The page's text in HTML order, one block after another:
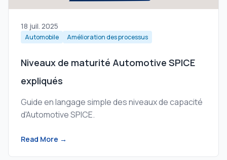
18 juil. 2025
Automobile Amélioration des processus
Niveaux de maturité Automotive SPICE
expliqués
Guide en langage simple des niveaux de capacité
d'Automotive SPICE.
Read More →